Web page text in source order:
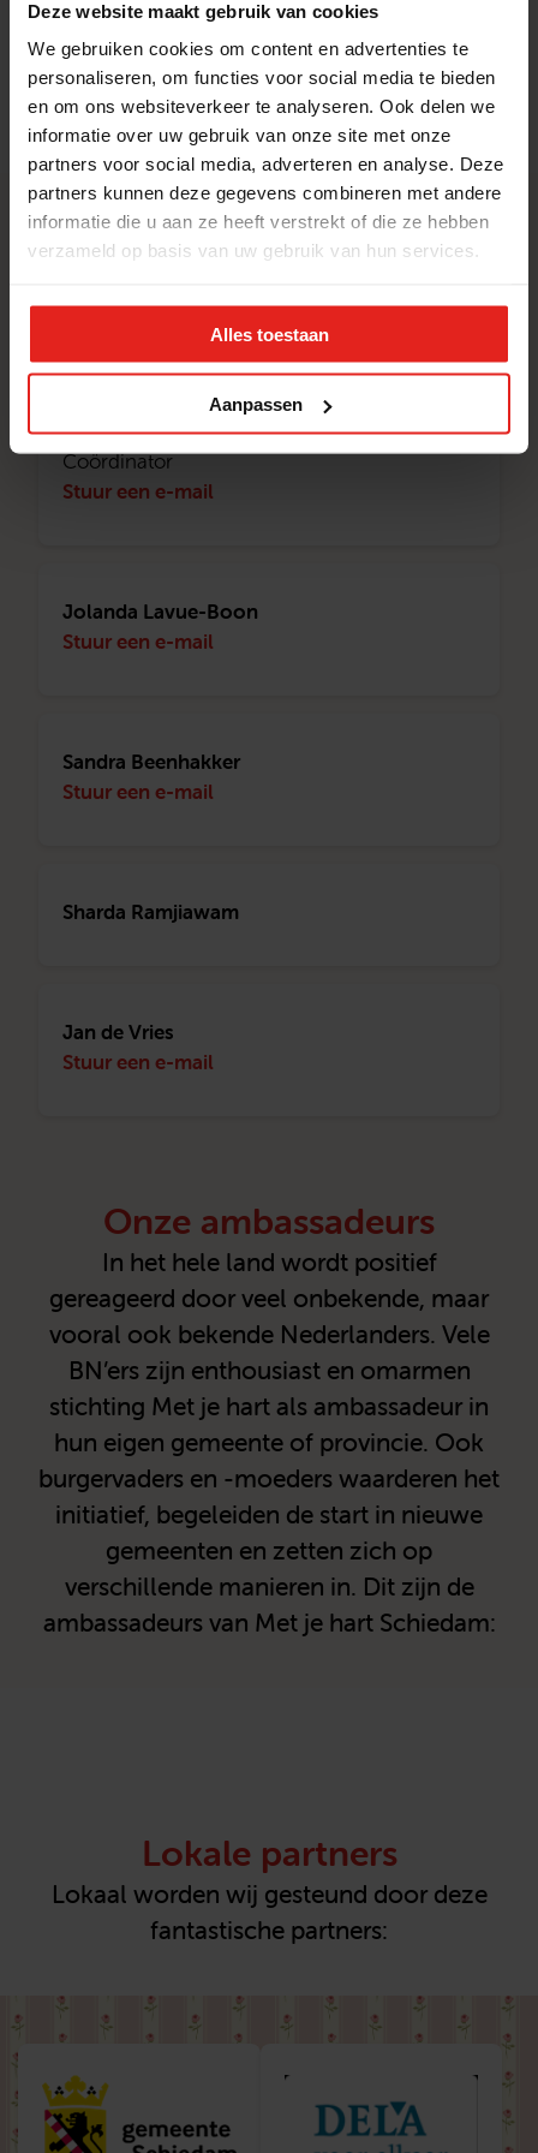
Deze website maakt gebruik van cookies
We gebruiken cookies om content en advertenties te
personaliseren, om functies voor social media te bieden
en om ons websiteverkeer te analyseren. Ook delen we
informatie over uw gebruik van onze site met onze
partners voor social media, adverteren en analyse. Deze
partners kunnen deze gegevens combineren met andere
informatie die u aan ze heeft verstrekt of die ze hebben
verzameld op basis van uw gebruik van hun services.
Alles toestaan
Aanpassen
factsheet (JPG).
Factsheet
Kernteam
Karin de Vries
Coördinator
Stuur een e-mail
Jolanda Lavue-Boon
Stuur een e-mail
Sandra Beenhakker
Stuur een e-mail
Sharda Ramjiawam
Jan de Vries
Stuur een e-mail
Onze ambassadeurs
In het hele land wordt positief
gereageerd door veel onbekende, maar
vooral ook bekende Nederlanders. Vele
BN’ers zijn enthousiast en omarmen
stichting Met je hart als ambassadeur in
hun eigen gemeente of provincie. Ook
burgervaders en -moeders waarderen het
initiatief, begeleiden de start in nieuwe
gemeenten en zetten zich op
verschillende manieren in. Dit zijn de
ambassadeurs van Met je hart Schiedam:
Lokale partners
Lokaal worden wij gesteund door deze
fantastische partners: